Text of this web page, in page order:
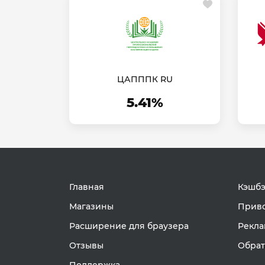
ЦАПППК RU
5.41%
Главная
Магазины
Расширение для браузера
Отзывы